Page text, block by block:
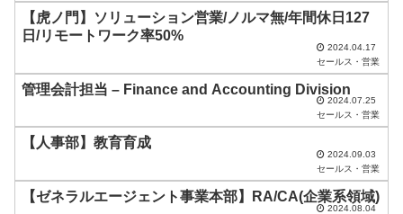
ま
ま
に
【虎ノ門】ソリューション営業/ノルマ無/年間休日127
日/リモートワーク率50%
2024.04.17
セールス・営業
管理会計担当 – Finance and Accounting Division
2024.07.25
セールス・営業
【人事部】教育育成
2024.09.03
セールス・営業
【ゼネラルエージェント事業本部】RA/CA(企業系領域)
2024.08.04